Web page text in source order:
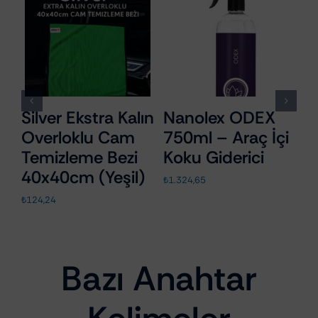
Ekstra Kalın
Cam
Bezi
(Yeşil)
Nanolex ODEX
750ml – Araç İçi
Koku Giderici
₺1.324,65
Black
Bazı Anahtar